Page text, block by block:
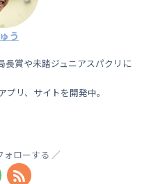
う
長賞や未踏ジュニアスパクリに
リ、サイトを開発中。
ォローする